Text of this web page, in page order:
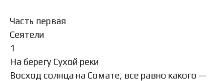
Часть первая
Сеятели
1
На берегу Сухой реки
Восход солнца на Сомате, все равно какого —